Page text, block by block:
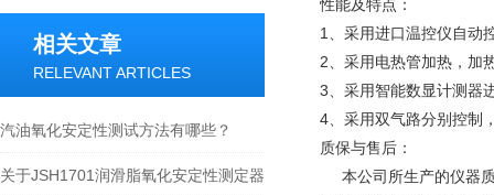
相关文章
RELEVANT ARTICLES
汽油氧化安定性测试方法有哪些？
关于JSH1701润滑脂氧化安定性测定器
性能及特点：
1
、采用进口温控仪自
2 、采用电热管加热，加
3 、采用智能数显计测
4 、采用双气路分别控
质保与售后：
本公司所生产的仪器